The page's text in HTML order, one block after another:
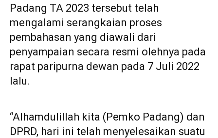
Padang TA 2023 tersebut telah
mengalami serangkaian proses
pembahasan yang diawali dari
penyampaian secara resmi olehnya pada
rapat paripurna dewan pada 7 Juli 2022
lalu.
“Alhamdulillah kita (Pemko Padang) dan
DPRD, hari ini telah menyelesaikan suatu